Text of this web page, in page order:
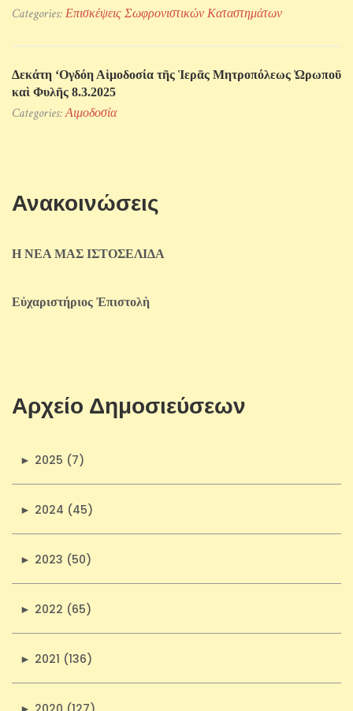
Categories: Επισκέψεις Σωφρονιστικών Kαταστημάτων
Δεκάτη ‘Ογδόη Αἱμοδοσία τῆς Ἱερᾶς Μητροπόλεως Ὠρωποῦ
καὶ Φυλῆς 8.3.2025
Categories:Αιμοδοσία
Ανακοινώσεις
Η ΝΕΑ ΜΑΣ ΙΣΤΟΣΕΛΙΔΑ
Εὐχαριστήριος Ἐπιστολὴ
Αρχείο Δημοσιεύσεων
► 2025 (7)
► 2024 (45)
► 2023 (50)
► 2022 (65)
► 2021 (136)